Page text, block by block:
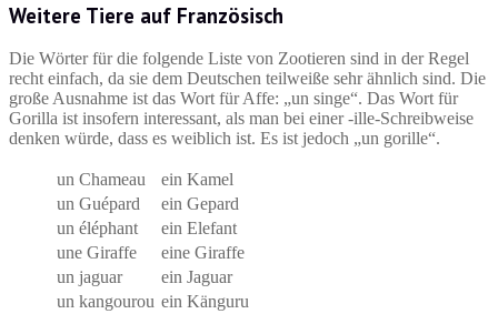
Weitere Tiere auf Französisch
Die Wörter für die folgende Liste von Zootieren sind in der Regel
recht einfach, da sie dem Deutschen teilweiße sehr ähnlich sind. Die
große Ausnahme ist das Wort für Affe: „un singe“. Das Wort für
Gorilla ist insofern interessant, als man bei einer -ille-Schreibweise
denken würde, dass es weiblich ist. Es ist jedoch „un gorille“.
un Chameau
ein Kamel
un Guépard
ein Gepard
un éléphant
ein Elefant
une Giraffe
eine Giraffe
un jaguar
ein Jaguar
un kangourou ein Känguru